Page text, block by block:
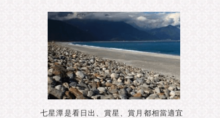
七星潭是看日出、賞星、賞月都相當適宜